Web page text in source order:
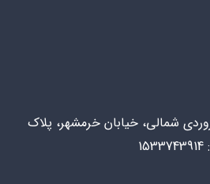
شمالی، خیابان خرمشهر، پلاک